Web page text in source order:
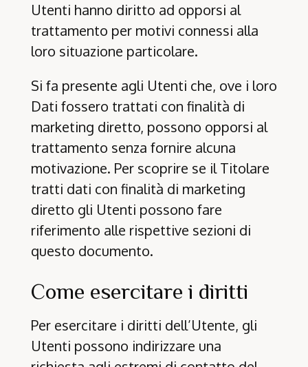
Utenti hanno diritto ad opporsi al
trattamento per motivi connessi alla
loro situazione particolare.
Si fa presente agli Utenti che, ove i loro
Dati fossero trattati con finalità di
marketing diretto, possono opporsi al
trattamento senza fornire alcuna
motivazione. Per scoprire se il Titolare
tratti dati con finalità di marketing
diretto gli Utenti possono fare
riferimento alle rispettive sezioni di
questo documento.
Come esercitare i diritti
Per esercitare i diritti dell’Utente, gli
Utenti possono indirizzare una